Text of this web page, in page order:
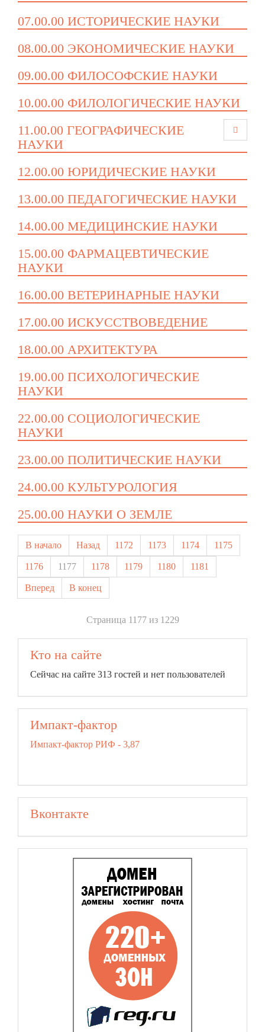
07.00.00 ИСТОРИЧЕСКИЕ НАУКИ
08.00.00 ЭКОНОМИЧЕСКИЕ НАУКИ
09.00.00 ФИЛОСОФСКИЕ НАУКИ
10.00.00 ФИЛОЛОГИЧЕСКИЕ НАУКИ
11.00.00 ГЕОГРАФИЧЕСКИЕ
НАУКИ
12.00.00 ЮРИДИЧЕСКИЕ НАУКИ
13.00.00 ПЕДАГОГИЧЕСКИЕ НАУКИ
14.00.00 МЕДИЦИНСКИЕ НАУКИ
15.00.00 ФАРМАЦЕВТИЧЕСКИЕ
НАУКИ
16.00.00 ВЕТЕРИНАРНЫЕ НАУКИ
17.00.00 ИСКУССТВОВЕДЕНИЕ
18.00.00 АРХИТЕКТУРА
19.00.00 ПСИХОЛОГИЧЕСКИЕ
НАУКИ
22.00.00 СОЦИОЛОГИЧЕСКИЕ
НАУКИ
23.00.00 ПОЛИТИЧЕСКИЕ НАУКИ
24.00.00 КУЛЬТУРОЛОГИЯ
25.00.00 НАУКИ О ЗЕМЛЕ
В начало Назад 1172 1173 1174 1175
1176 1177 1178 1179 1180 1181
Вперед В конец
Страница 1177 из 1229
Кто на сайте
Сейчас на сайте 313 гостей и нет пользователей
Импакт-фактор
Импакт-фактор РИФ - 3,87
Вконтакте